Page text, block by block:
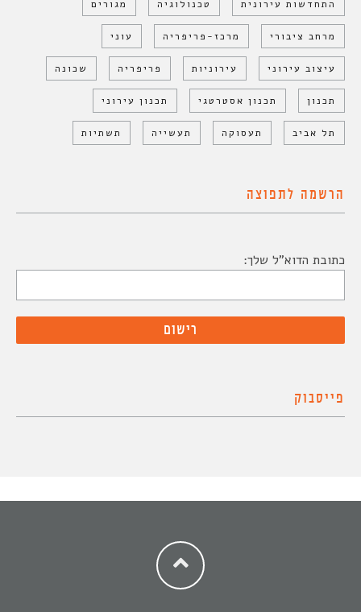
התחדשות עירונית טכנולוגיה מגורים
מרחב ציבורי מרכז-פריפריה עוני
עיצוב עירוני עירוניות פריפריה שכונה
תכנון תכנון אסטרטגי תכנון עירוני
תל אביב תעסוקה תעשייה תשתיות
הרשמה לתפוצה
כתובת הדוא"ל שלך:
פייסבוק